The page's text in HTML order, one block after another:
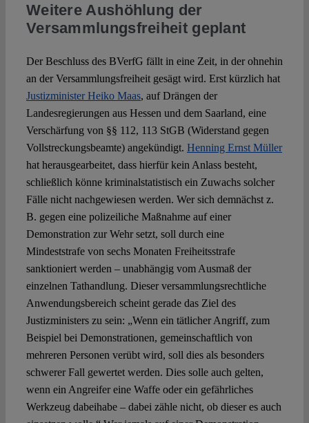
Weitere Aushöhlung der
Versammlungsfreiheit geplant
Der Beschluss des BVerfG fällt in eine Zeit, in der ohnehin
an der Versammlungsfreiheit gesägt wird. Erst kürzlich hat
Justizminister Heiko Maas, auf Drängen der
Landesregierungen aus Hessen und dem Saarland, eine
Verschärfung von §§ 112, 113 StGB (Widerstand gegen
Vollstreckungsbeamte) angekündigt. Henning Ernst Müller
hat herausgearbeitet, dass hierfür kein Anlass besteht,
schließlich könne kriminalstatistisch ein Zuwachs solcher
Fälle nicht nachgewiesen werden. Wer sich demnächst z.
B. gegen eine polizeiliche Maßnahme auf einer
Demonstration zur Wehr setzt, soll durch eine
Mindeststrafe von sechs Monaten Freiheitsstrafe
sanktioniert werden – unabhängig vom Ausmaß der
einzelnen Tathandlung. Dieser versammlungsrechtliche
Anwendungsbereich scheint gerade das Ziel des
Justizministers zu sein: „Wenn ein tätlicher Angriff, zum
Beispiel bei Demonstrationen, gemeinschaftlich von
mehreren Personen verübt wird, soll dies als besonders
schwerer Fall gewertet werden. Dies solle auch gelten,
wenn ein Angreifer eine Waffe oder ein gefährliches
Werkzeug dabeihabe – dabei zähle nicht, ob dieser es auch